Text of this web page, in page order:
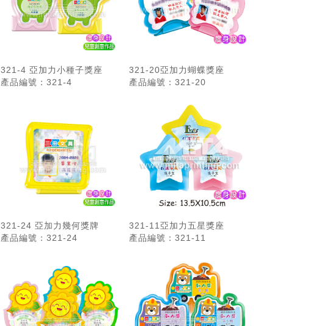
321-4 亞加力小種子獎座
產品編號：321-4
321-20亞加力蝴蝶獎座
產品編號：321-20
321-24 亞加力幾何獎牌
產品編號：321-24
321-11亞加力五星獎座
產品編號：321-11